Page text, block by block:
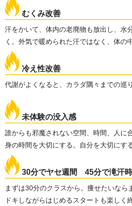
むくみ改善
汗をかいて、体内の老廃物も放出し、水
く。外気で暖められた汗ではなく、体の
冷え性改善
代謝がよくなると、カラダ隅々までの巡
未体験の没入感
誰からも邪魔されない空間、時間、人に
身の時間を大切にする。自分を大切にする
30分でヤセ週間 45分で滝汗
まずは30分のクラスから。痩せたいなら
ドキしながらはじめるスタートも楽しく